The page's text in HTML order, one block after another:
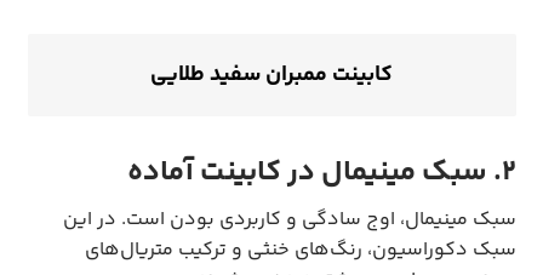
کابینت ممبران سفید طلایی
2. سبک مینیمال در کابینت آماده
سبک مینیمال، اوج سادگی و کاربردی بودن است. در این
سبک دکوراسیون، رنگ‌های خنثی و ترکیب متریال‌های